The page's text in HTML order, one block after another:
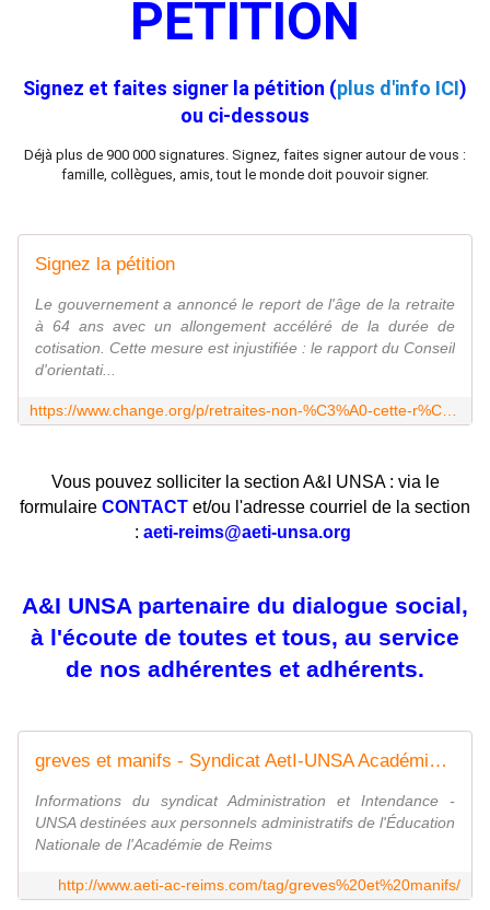
PETITION
Signez et faites signer la pétition (plus d'info ICI)
ou ci-dessous
Déjà plus de 900 000 signatures. Signez, faites signer autour de vous :
famille, collègues, amis, tout le monde doit pouvoir signer.
Signez la pétition
Le gouvernement a annoncé le report de l'âge de la retraite
à 64 ans avec un allongement accéléré de la durée de
cotisation. Cette mesure est injustifiée : le rapport du Conseil
d'orientati...
Vous pouvez solliciter la section A&I UNSA : via le
formulaire CONTACT et/ou l'adresse courriel de la section
: aeti-reims@aeti-unsa.org
A&I UNSA partenaire du dialogue social,
à l'écoute de toutes et tous, au service
de nos adhérentes et adhérents.
greves et manifs - Syndicat AetI-UNSA Académie Reims
Informations du syndicat Administration et Intendance -
UNSA destinées aux personnels administratifs de l'Éducation
Nationale de l'Académie de Reims
http://www.aeti-ac-reims.com/tag/greves%20et%20manifs/